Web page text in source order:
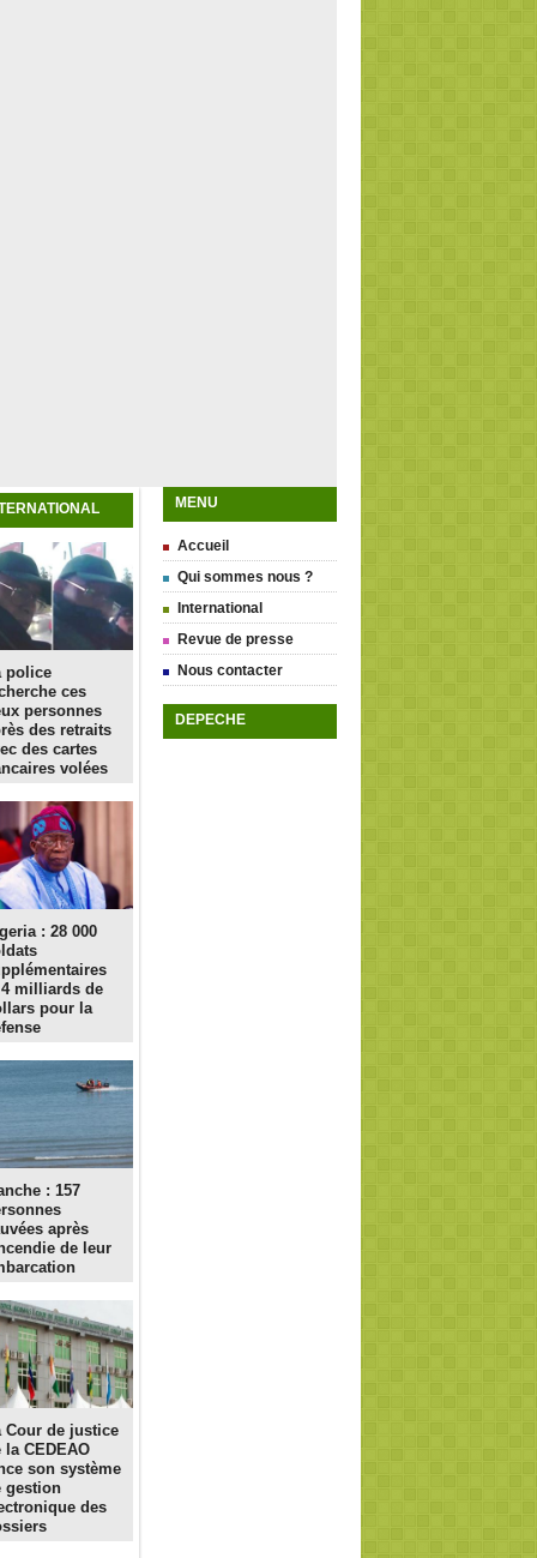
police
ces
personnes
des retraits
des cartes
volées
: 28 000
milliards de
pour la
: 157
après
de leur
Cour de justice
la CEDEAO
son système
gestion
des
MENU
Accueil
Qui sommes nous ?
International
Revue de presse
Nous contacter
DEPECHE